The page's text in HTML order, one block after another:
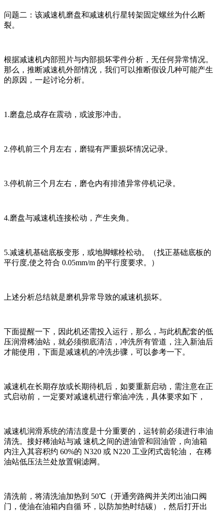
问题二：该减速机磨盘和减速机行星转架固定螺丝为什么断
裂。
根据减速机内部照片与内部损坏零件分析，无任何异常情况。
那么，推断减速机外部情况，我们可以推断假设几种可能产生
的原因，一起讨论分析。
1.磨盘总成存在震动，或波形冲击。
2.停机前三个月左右，磨辊有严重损坏情况记录。
3.停机前三个月左右，磨仓内有排渣异常停机记录。
4.磨盘与减速机连接松动，产生夹角。
5.减速机基础底板变形，或地脚螺栓松动。（找正基础底板的
平行度,使之符合 0.05mm/m 的平行度要求。）
上述分析总结就是磨机异常导致的减速机损坏。
下面提醒一下，因此机还需投入运行，那么，与此机配套的低
压润滑稀油站，就必须彻底清洁，冲洗所有管道，注入新油后
才能使用，下面是减速机的冲洗步骤，可以参考一下。
减速机在长期存放或长期待机后，如要重新启动，需注意在正
式启动前，一定要对减速机进行窜油冲洗，具体要求如下，
减速机润滑系统的清洁度是十分重要的，运转前必须进行串油
清洗。接好稀油站与减 速机之间的进油管和回油管，向油箱
内注入其容积约 60%的 N320 或 N220 工业闭式齿轮油， 在稀
油站低压法兰处放置铜滤网。
清洗前，将清洗油加热到 50℃（开通旁路阀并关闭出油口阀
门，使油在油箱内自循 环，以防加热时结碳），然后打开出